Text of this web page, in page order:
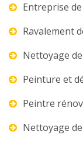
Entreprise
Ravalement
Nettoyage
Peinture et
Peintre
Nettoyage